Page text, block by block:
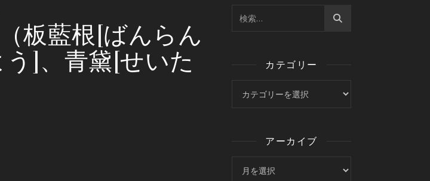
板藍根[ばんらん
]、青黛[せいた
カテゴリー
アーカイブ